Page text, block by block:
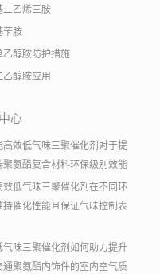
二乙烯三胺
苄胺
乙醇胺防护措施
乙醇胺应用
心
高效低气味三聚催化剂对于提
聚氨酯复合材料环保级别效能
效低气味三聚催化剂在不同环
持催化性能且保证气味控制表
气味三聚催化剂如何助力提升
通聚氨酯内饰件的室内空气质